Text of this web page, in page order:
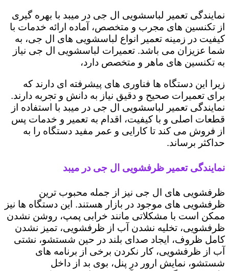
نمایندگی تعمیر لباسشویی ال جی در میبد با بهره گیری
از تکنسین های مجرب و متخصص، آماده ارائه خدمات با
کیفیت در زمینه تعمیر انواع لباسشویی های ال جی، به
شما عزیزان می باشد. تعمیرات لباسشویی ال جی نیاز
به تکنسین های ماهر و متخصص دارد،
زیرا این دستگاه ها فناوری های پیشرفته ای دارند که
برای تعمیرات صحیح و دقیق نیاز به دانش و تجربه دارند.
نمایندگی تعمیر لباسشویی ال جی در میبد با استفاده از
قطعات اصلی و با کیفیت، اقدام به تعمیر و خدمات پس
از فروش می کند تا کارایی و عمر مفید دستگاه را به
حداکثر برساند.
نمایندگی تعمیر ظرفشویی ال جی در میبد
ظرفشویی های ال جی نیز از جمله محبوب ترین
ظرفشویی های موجود در بازار هستند. این دستگاه ها نیز
ممکن است با مشکلاتی مانند خرابی پمپ، روشن نشدن
ظرفشویی، تخلیه نشدن آب از ظرفشویی، تمیز نشدن
کامل ظروف، ایجاد صدای بلند در حین شستشو، نشتی
آب از ظرفشویی، کار نکردن برخی از برنامه های
شستشو، نمایش ارور در پنل، بوی بد از داخل